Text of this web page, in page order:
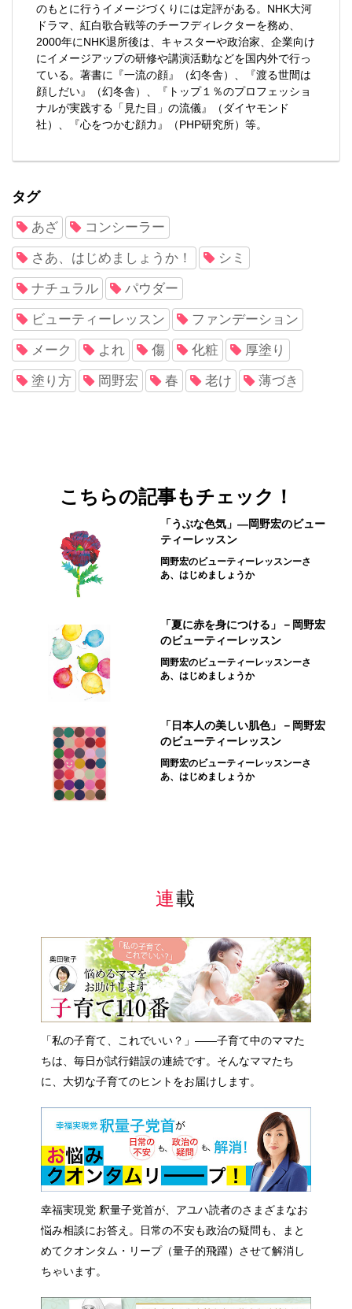
のもとに行うイメージづくりには定評がある。NHK大河
ドラマ、紅白歌合戦等のチーフディレクターを務め、
2000年にNHK退所後は、キャスターや政治家、企業向け
にイメージアップの研修や講演活動などを国内外で行っ
ている。著書に『一流の顔』（幻冬舎）、『渡る世間は
顔しだい』（幻冬舎）、『トップ１％のプロフェッショ
ナルが実践する「見た目」の流儀』（ダイヤモンド
社）、『心をつかむ顔力』（PHP研究所）等。
タグ
あざ コンシーラー
さあ、はじめましょうか！ シミ
ナチュラル パウダー
ビューティーレッスン ファンデーション
メーク よれ 傷 化粧 厚塗り
塗り方 岡野宏 春 老け 薄づき
こちらの記事もチェック！
「うぶな色気」―岡野宏のビュー
ティーレッスン
岡野宏のビューティーレッスンーさ
あ、はじめましょうか
「夏に赤を身につける」－岡野宏
のビューティーレッスン
岡野宏のビューティーレッスンーさ
あ、はじめましょうか
「日本人の美しい肌色」－岡野宏
のビューティーレッスン
岡野宏のビューティーレッスンーさ
あ、はじめましょうか
連載
「私の子育て、これでいい？」――子育て中のママた
ちは、毎日が試行錯誤の連続です。そんなママたち
に、大切な子育てのヒントをお届けします。
幸福実現党 釈量子党首が、アユハ読者のさまざまなお
悩み相談にお答え。日常の不安も政治の疑問も、まと
めてクオンタム・リープ（量子的飛躍）させて解消し
ちゃいます。